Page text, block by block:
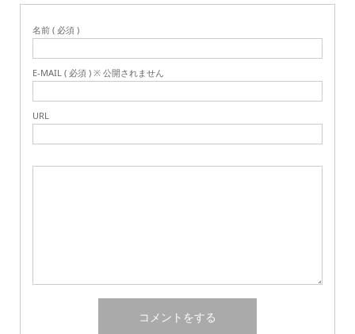
名前 ( 必須 )
E-MAIL ( 必須 ) ※ 公開されません
URL